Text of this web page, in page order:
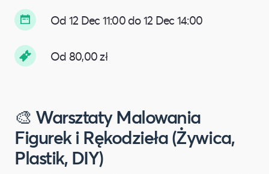
Od 12 Dec 11:00 do 12 Dec 14:00
Od 80,00 zł
🎨 Warsztaty Malowania
Figurek i Rękodzieła (Żywica,
Plastik, DIY)